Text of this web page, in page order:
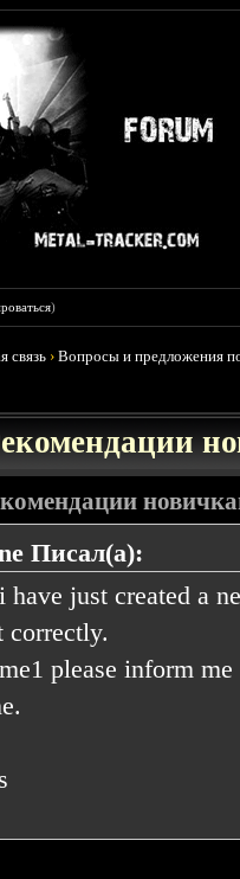
)
связь ›Вопросы и предложения
Писал(а):
have just created a
correctly.
please inform